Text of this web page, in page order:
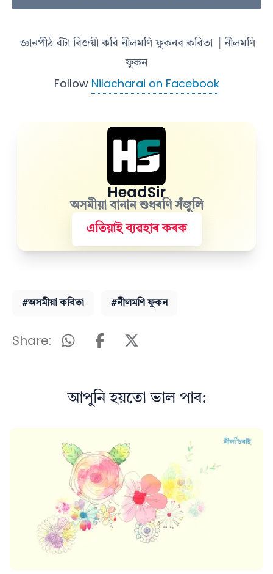
জ্ঞানপীঠ বঁটা বিজয়ী কবি নীলমণি ফুকনৰ কবিতা
| নীলমণি
ফুকন
Follow Nilacharai on Facebook
HeadSir
অসমীয়া বানান শুধৰণি সঁজুলি
এতিয়াই ব্যৱহাৰ কৰক
#অসমীয়া কবিতা #নীলমণি ফুকন
Share:
আপুনি হয়তো ভাল পাব: